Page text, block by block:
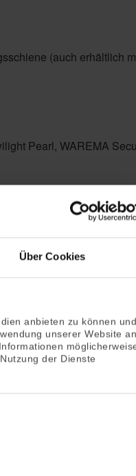
Über Cookies
anbieten zu können und
unserer Website an
der Dienste
(auch erhältlich
Pearl, WAREMA
easyZIP-Führung